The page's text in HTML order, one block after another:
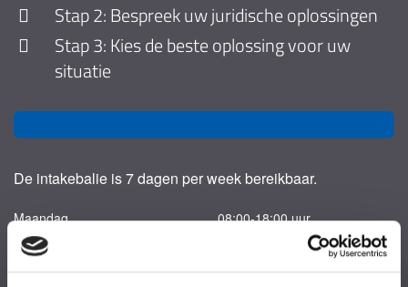
Stap 2: Bespreek uw juridische oplossingen
Stap 3: Kies de beste oplossing voor uw
situatie
De intakebalie is 7 dagen per week bereikbaar.
Maandag
Dinsdag
Woensdag
Donderdag
08:00-18:00 uur
08:00-18:00 uur
08:00-18:00 uur
08:00-18:00 uur